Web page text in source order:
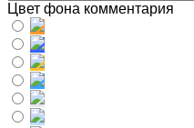
Цвет фона комментария